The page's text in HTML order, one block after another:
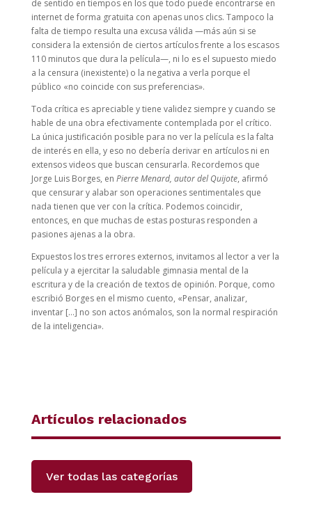
de sentido en tiempos en los que todo puede encontrarse en
internet de forma gratuita con apenas unos clics. Tampoco la
falta de tiempo resulta una excusa válida —más aún si se
considera la extensión de ciertos artículos frente a los escasos
110 minutos que dura la película—, ni lo es el supuesto miedo
a la censura (inexistente) o la negativa a verla porque el
público «no coincide con sus preferencias».
Toda crítica es apreciable y tiene validez siempre y cuando se
hable de una obra efectivamente contemplada por el crítico.
La única justificación posible para no ver la película es la falta
de interés en ella, y eso no debería derivar en artículos ni en
extensos videos que buscan censurarla. Recordemos que
Jorge Luis Borges, en Pierre Menard, autor del Quijote, afirmó
que censurar y alabar son operaciones sentimentales que
nada tienen que ver con la crítica. Podemos coincidir,
entonces, en que muchas de estas posturas responden a
pasiones ajenas a la obra.
Expuestos los tres errores externos, invitamos al lector a ver la
película y a ejercitar la saludable gimnasia mental de la
escritura y de la creación de textos de opinión. Porque, como
escribió Borges en el mismo cuento, «Pensar, analizar,
inventar […] no son actos anómalos, son la normal respiración
de la inteligencia».
Artículos relacionados
Ver todas las categorías